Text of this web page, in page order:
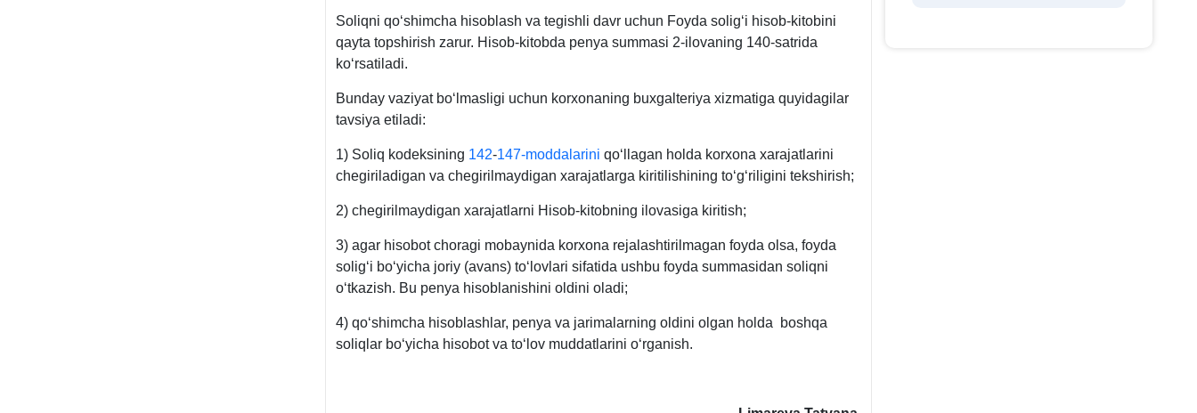
Soliqni qoʻshimcha hisoblash va tegishli davr uchun Foyda soligʻi hisob-kitobini
qayta topshirish zarur. Hisob-kitobda penya summasi 2-ilovaning 140-satrida
koʻrsatiladi.
Bunday vaziyat boʻlmasligi uchun korхonaning buхgalteriya хizmatiga quyidagilar
tavsiya etiladi:
1) Soliq kodeksining 142-147-moddalarini qoʻllagan holda korхona хarajatlarini
chegiriladigan va chegirilmaydigan хarajatlarga kiritilishining toʻgʻriligini tekshirish;
2) chegirilmaydigan хarajatlarni Hisob-kitobning ilovasiga kiritish;
3) agar hisobot choragi mobaynida korхona rejalashtirilmagan foyda olsa, foyda
soligʻi boʻyicha joriy (avans) toʻlovlari sifatida ushbu foyda summasidan soliqni
oʻtkazish. Bu penya hisoblanishini oldini oladi;
4) qoʻshimcha hisoblashlar, penya va jarimalarning oldini olgan holda boshqa
soliqlar boʻyicha hisobot va toʻlov muddatlarini oʻrganish.